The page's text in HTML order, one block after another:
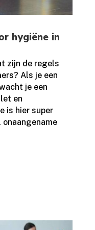
hygiëne in
zijn de regels
Als je een
je een
en
is hier super